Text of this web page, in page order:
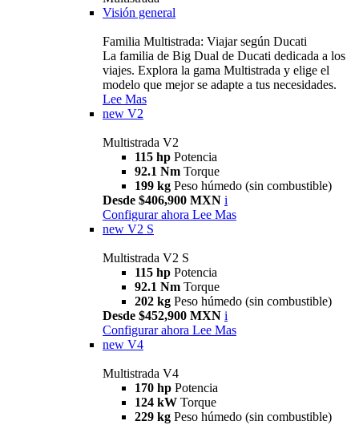
Visión general
Familia Multistrada: Viajar según Ducati
La familia de Big Dual de Ducati dedicada a los
viajes. Explora la gama Multistrada y elige el
modelo que mejor se adapte a tus necesidades.
Lee Mas
new V2
Multistrada V2
115 hp Potencia
92.1 Nm Torque
199 kg Peso húmedo (sin combustible)
Desde $406,900 MXN i
Configurar ahora Lee Mas
new V2 S
Multistrada V2 S
115 hp Potencia
92.1 Nm Torque
202 kg Peso húmedo (sin combustible)
Desde $452,900 MXN i
Configurar ahora Lee Mas
new V4
Multistrada V4
170 hp Potencia
124 kW Torque
229 kg Peso húmedo (sin combustible)